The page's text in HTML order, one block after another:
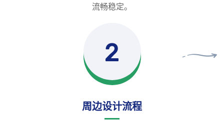
流畅稳定。
2
周边设计流程